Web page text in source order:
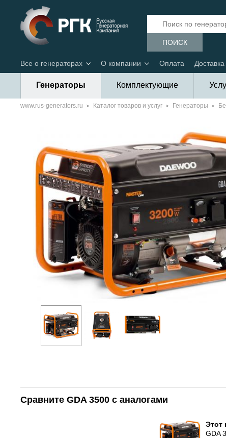
ПОИСК
Все о генераторах О компании Оплата Доставка
Генераторы Комплектующие
www.rus-generators.ru Каталог товаров и услуг Генераторы
Сравните GDA 3500 с аналогами
Этот
GDA